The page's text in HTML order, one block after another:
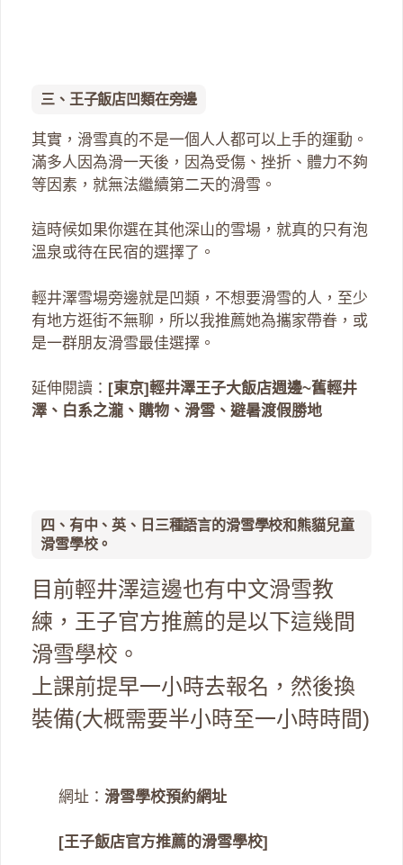
三、王子飯店凹類在旁邊
其實，滑雪真的不是一個人人都可以上手的運動。
滿多人因為滑一天後，因為受傷、挫折、體力不夠
等因素，就無法繼續第二天的滑雪。
這時候如果你選在其他深山的雪場，就真的只有泡
溫泉或待在民宿的選擇了。
輕井澤雪場旁邊就是凹類，不想要滑雪的人，至少
有地方逛街不無聊，所以我推薦她為攜家帶眷，或
是一群朋友滑雪最佳選擇。
延伸閱讀： [東京]輕井澤王子大飯店週邊~舊輕井
澤、白系之瀧、購物、滑雪、避暑渡假勝地
四、有中、英、日三種語言的滑雪學校和熊貓兒童
滑雪學校。
目前輕井澤這邊也有中文滑雪教
練，王子官方推薦的是以下這幾間
滑雪學校。
上課前提早一小時去報名，然後換
裝備(大概需要半小時至一小時時間)
網址： 滑雪學校預約網址
[王子飯店官方推薦的滑雪學校]